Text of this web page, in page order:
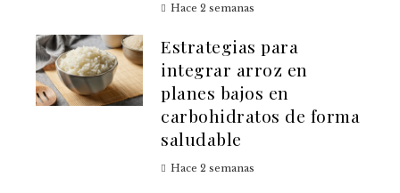
Hace 2 semanas
Estrategias para
integrar arroz en
planes bajos en
carbohidratos de forma
saludable
Hace 2 semanas